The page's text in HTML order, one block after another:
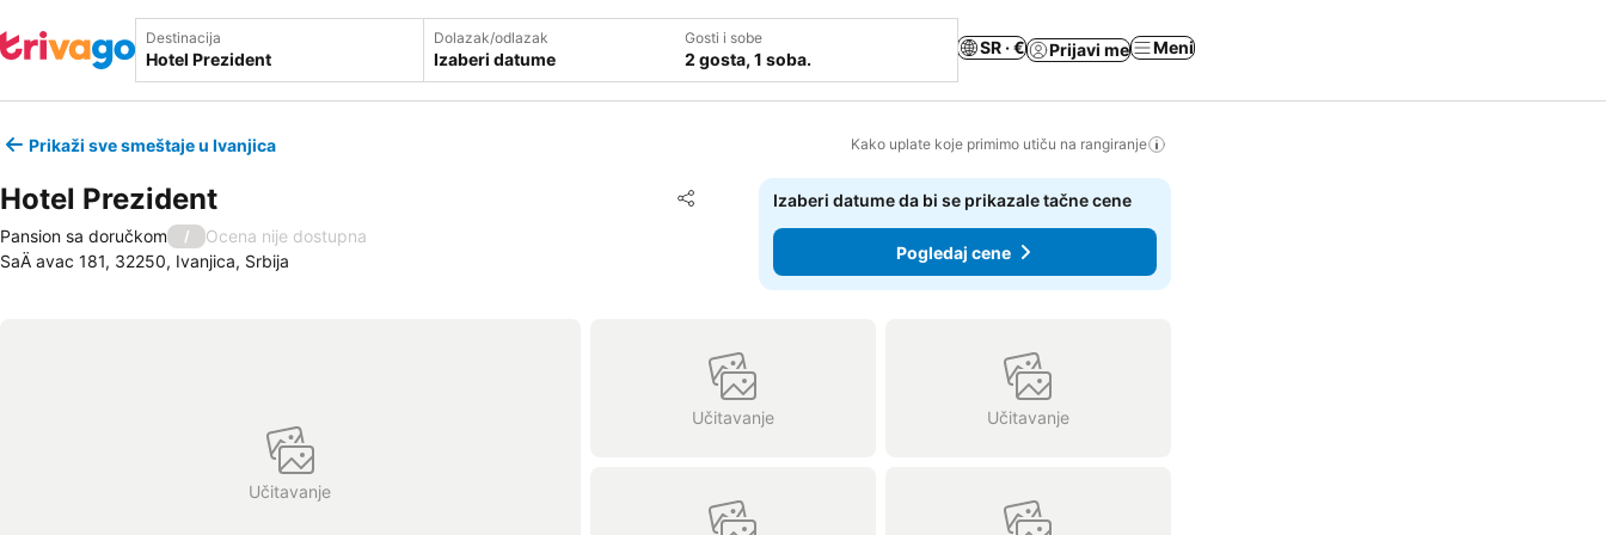
Destinacija Dolazak/odlazak
Izaberi datume
Gosti i sobe
2 gosta, 1 soba.
SR · € Prijavi me Meni
Prikaži sve smeštaje u Ivanjica Kako uplate koje primimo utiču na rangiranje
Hotel Prezident Deli
Dodati u favorite
Pansion sa doručkom /
Ocena nije dostupna
SaÄ avac 181, 32250, Ivanjica, Srbija
Izaberi datume da bi se prikazale tačne cene
Pogledaj cene
Učitavanje
Učitavanje Učitavanje